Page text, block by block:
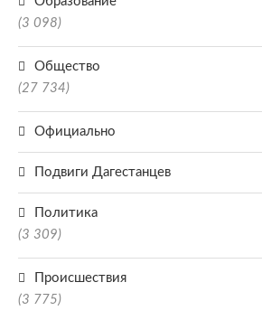
(3 098)
Общество
(27 734)
Официально
Подвиги Дагестанцев
Политика
(3 309)
Происшествия
(3 775)